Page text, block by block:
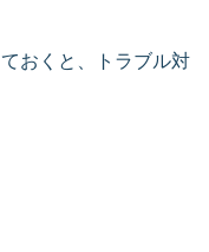
おくと、トラブル対